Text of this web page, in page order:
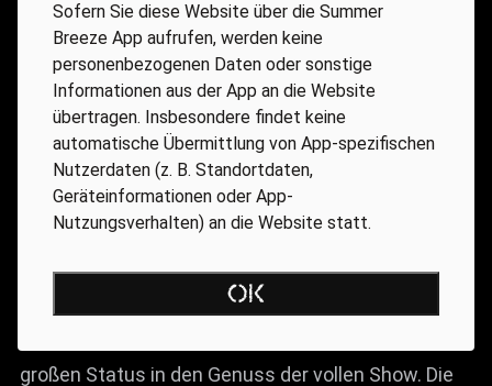
Within Temptation
Danach folgte – showmässig gesehen – der
Höhepunkt des ganzen Festivals. WITHIN
TEMPTATION zählen in Holland zur Zeit zu den
erfolgreichsten Bands überhaupt und so kamen die
großen Status in den Genuss der vollen Show. Die
Sofern Sie diese Website über die Summer
Breeze App aufrufen, werden keine
personenbezogenen Daten oder sonstige
Informationen aus der App an die Website
übertragen. Insbesondere findet keine
automatische Übermittlung von App-spezifischen
Nutzerdaten (z. B. Standortdaten,
Geräteinformationen oder App-
Nutzungsverhalten) an die Website statt.
OK